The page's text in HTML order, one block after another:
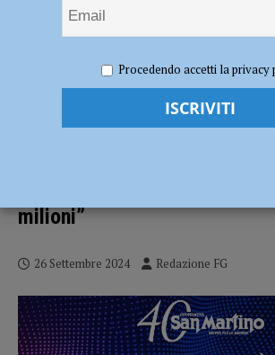
ricadute positive in regione: “Quasi un milione e
giorni e un indotto di oltre 124 milioni”
Tour de France, ricadute
milioni”
26 Settembre 2024 Redazione FG
Procedendo accetti la privacy